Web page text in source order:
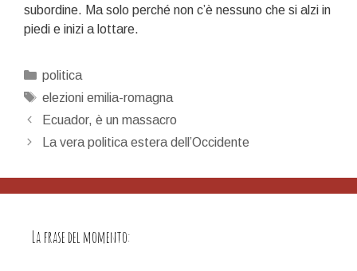
subordine. Ma solo perché non c’è nessuno che si alzi in
piedi e inizi a lottare.
Categorie
politica
Tag
elezioni emilia-romagna
Navigazione
articolo
Ecuador, è un massacro
La vera politica estera dell’Occidente
La frase del momento: